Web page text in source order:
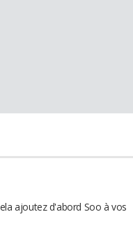
ajoutez d'abord Soo à vos